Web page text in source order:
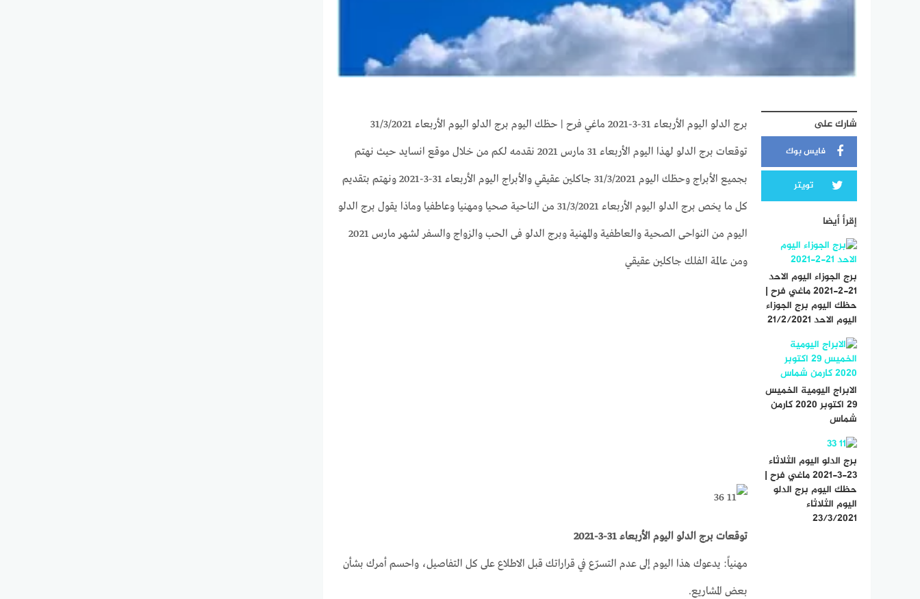
برج الدلو اليوم الأربعاء 31-3-2021 ماغي فرح | حظك اليوم برج الدلو اليوم الأربعاء 31/3/2021
توقعات برج الدلو لهذا اليوم الأربعاء 31 مارس 2021 نقدمه لكم من خلال موقع انسايد حيث نهتم
بجميع الأبراج وحظك اليوم 31/3/2021 جاكلين عقيقي والأبراج اليوم الأربعاء 31-3-2021 ونهتم بتقديم
كل ما يخص برج الدلو اليوم الأربعاء 31/3/2021 من الناحية صحيا ومهنيا وعاطفيا وماذا يقول برج الدلو
اليوم من النواحى الصحية والعاطفية والمهنية وبرج الدلو فى الحب والزواج والسفر لشهر مارس 2021
ومن عالمة الفلك جاكلين عقيقي
توقعات برج الدلو اليوم الأربعاء 31-3-2021
مهنياً: يدعوك هذا اليوم إلى عدم التسرّع في قراراتك قبل الاطلاع على كل التفاصيل، واحسم أمرك بشأن
بعض المشاريع.
شارك على
فايس بوك
تويتر
إقرأ أيضا
برج الجوزاء اليوم الاحد
21-2-2021 ماغي فرح |
حظك اليوم برج الجوزاء
اليوم الاحد 21/2/2021
الابراج اليومية الخميس
29 اكتوبر 2020 كارمن
شماس
برج الدلو اليوم الثلاثاء
23-3-2021 ماغي فرح |
حظك اليوم برج الدلو
اليوم الثلاثاء
23/3/2021